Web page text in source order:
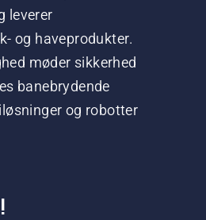
leverer
og haveprodukter.
møder sikkerhed
banebrydende
og robotter